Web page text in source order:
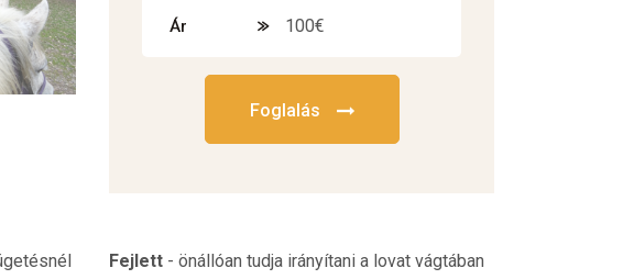
Ár 100€
Foglalás
Fejlett - önállóan tudja irányítani a lovat vágtában